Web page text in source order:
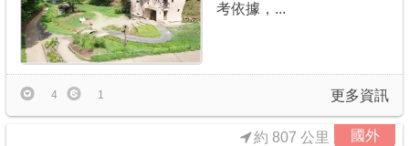
考依據，...
更多資訊
4 1
國外
約 807 公里